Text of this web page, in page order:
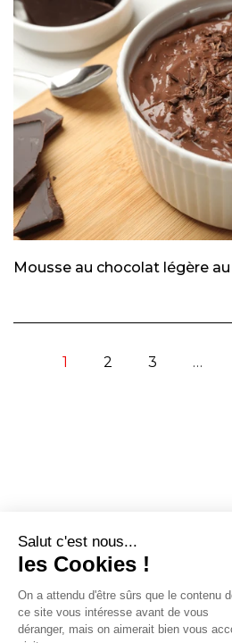
Mousse au chocolat légère
1 2 3 …
CONTACT
INFORMATION